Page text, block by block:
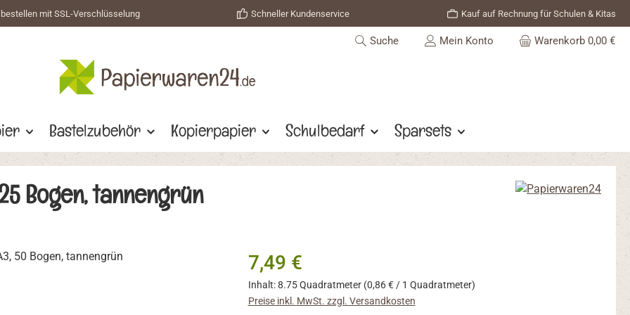
mit SSL-Verschlüsselung Schneller Kundenservice Kauf auf Rechnung für Schulen & Kitas
Suche Mein Konto Warenkorb 0,00 €
Bastelzubehör Kopierpapier Schulbedarf Sparsets
Bogen, tannengrün
Regulärer Preis:
7,49 €
Inhalt:8.75 Quadratmeter (0,86 € / 1 Quadratmeter)
Preise inkl. MwSt. zzgl. Versandkosten